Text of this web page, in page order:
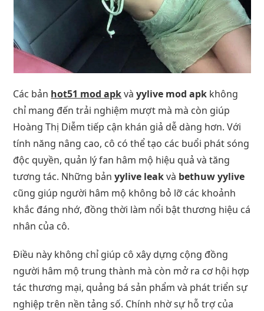
Các bản hot51 mod apkvàyylive mod apk không
chỉ mang đến trải nghiệm mượt mà mà còn giúp
Hoàng Thị Diễm tiếp cận khán giả dễ dàng hơn. Với
tính năng nâng cao, cô có thể tạo các buổi phát sóng
độc quyền, quản lý fan hâm mộ hiệu quả và tăng
tương tác. Những bảnyylive leakvà bethuw yylive
cũng giúp người hâm mộ không bỏ lỡ các khoảnh
khắc đáng nhớ, đồng thời làm nổi bật thương hiệu cá
nhân của cô.
Điều này không chỉ giúp cô xây dựng cộng đồng
người hâm mộ trung thành mà còn mở ra cơ hội hợp
tác thương mại, quảng bá sản phẩm và phát triển sự
nghiệp trên nền tảng số. Chính nhờ sự hỗ trợ của